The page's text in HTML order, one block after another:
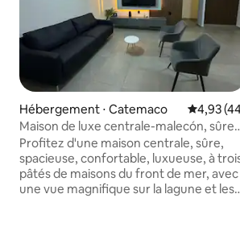
Hébergement ⋅ Catemaco
4,93
Maison de luxe centrale-malecón, sûre,
36 équipements.
Profitez d'une maison centrale, sûre,
spacieuse, confortable, luxueuse, à
pâtés de maisons du front de mer, avec
une vue magnifique sur la lagune et les